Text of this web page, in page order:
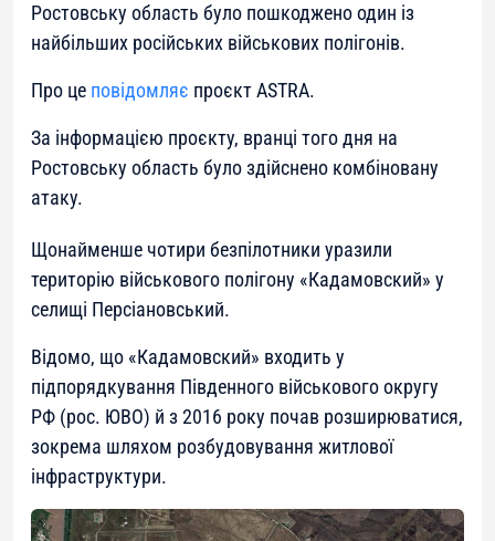
Ростовську область було пошкоджено один із
найбільших російських військових полігонів.
Про це повідомляє проєкт ASTRA.
За інформацією проєкту, вранці того дня на
Ростовську область було здійснено комбіновану
атаку.
Щонайменше чотири безпілотники уразили
територію військового полігону «Кадамовский» у
селищі Персіановський.
Відомо, що «Кадамовский» входить у
підпорядкування Південного військового округу
РФ (рос. ЮВО) й з 2016 року почав розширюватися,
зокрема шляхом розбудовування житлової
інфраструктури.